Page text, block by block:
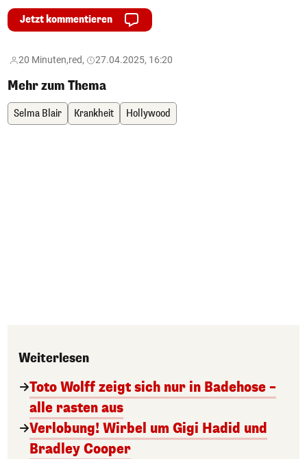
Jetzt kommentieren
20 Minuten,red, 27.04.2025, 16:20
Mehr zum Thema
Selma Blair Krankheit Hollywood
Weiterlesen
Toto Wolff zeigt sich nur in Badehose –
alle rasten aus
Verlobung! Wirbel um Gigi Hadid und
Bradley Cooper